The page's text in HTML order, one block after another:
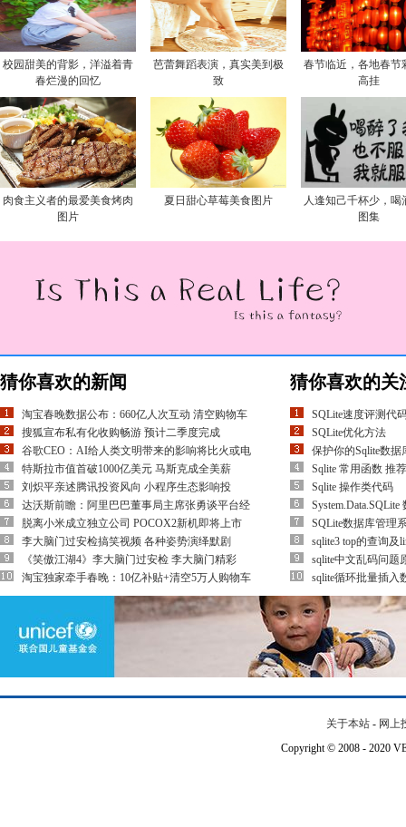
校园甜美的背影，洋溢着青
春烂漫的回忆
芭蕾舞蹈表演，真实美到极
致
春节临近，各地春节
高挂
肉食主义者的最爱美食烤肉
图片
夏日甜心草莓美食图片
人逢知己千杯少，喝
图集
猜你喜欢的新闻
淘宝春晚数据公布：660亿人次互动 清空购物车
搜狐宣布私有化收购畅游 预计二季度完成
谷歌CEO：AI给人类文明带来的影响将比火或电
特斯拉市值首破1000亿美元 马斯克成全美薪
刘炽平亲述腾讯投资风向 小程序生态影响投
达沃斯前瞻：阿里巴巴董事局主席张勇谈平台经
脱离小米成立独立公司 POCOX2新机即将上市
李大脑门过安检搞笑视频 各种姿势演绎默剧
《笑傲江湖4》李大脑门过安检 李大脑门精彩
淘宝独家牵手春晚：10亿补贴+清空5万人购物车
猜你喜欢的关
SQLite速度评测代
SQLite优化方法
保护你的Sqlite数据
Sqlite 常用函数 推荐
Sqlite 操作类代码
SQLite数据库管理
sqlite3 top的查询及
sqlite中文乱码问题
sqlite循环批量插入
关于本站 - 网上
Copyright © 2008 - 2020